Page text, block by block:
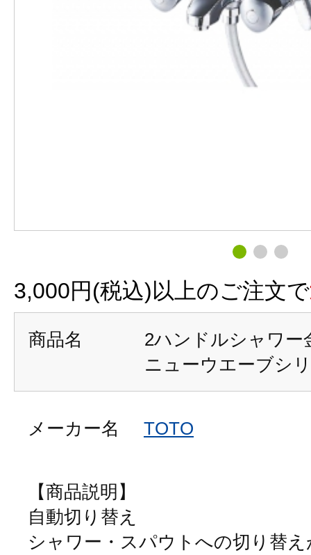
3,000円(税込)以上のご注文で
商品名
2ハンドルシャワ
ニューウエーブシ
メーカー名 TOTO
【商品説明】
自動切り替え
シャワー・スパウトへの切り替